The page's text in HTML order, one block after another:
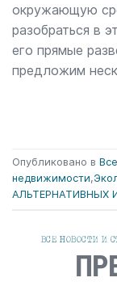
окружающую
разобраться в
его прямые
предложим
Опубликовано в
недвижимости,
АЛЬТЕРНАТИВНЫХ
ВСЕ НОВОСТИ И